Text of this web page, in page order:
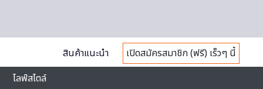
สินค้าแนะนำ
เปิดสมัครสมาชิก (ฟรี) เร็วๆ นี้
ไลฟ์สไตล์